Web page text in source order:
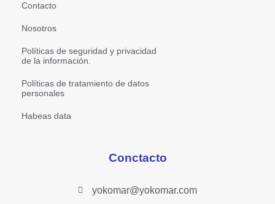
Contacto
Nosotros
Políticas de seguridad y privacidad
de la información.
Políticas de tratamiento de datos
personales
Habeas data
Conctacto
yokomar@yokomar.com